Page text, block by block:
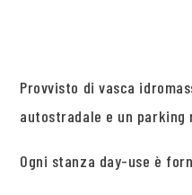
Provvisto di vasca
autostradale e un
Ogni stanza day-use è